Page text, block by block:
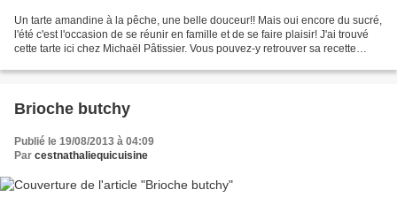
Un tarte amandine à la pêche, une belle douceur!! Mais oui encore du sucré,
l'été c'est l'occasion de se réunir en famille et de se faire plaisir! J'ai trouvé
cette tarte ici chez Michaël Pâtissier. Vous pouvez-y retrouver sa recette
Brioche butchy
Publié le 19/08/2013 à 04:09
Par cestnathaliequicuisine